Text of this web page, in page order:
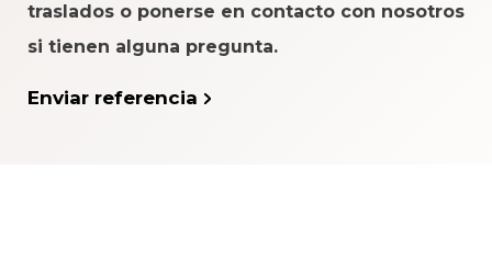
traslados o ponerse en contacto con nosotros
si tienen alguna pregunta.
Enviar referencia